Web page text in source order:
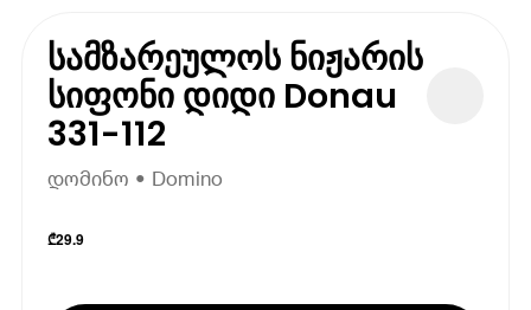
სამზარეულოს ნიჟარის
სიფონი დიდი Donau
331-112
დომინო • Domino
₾29.9